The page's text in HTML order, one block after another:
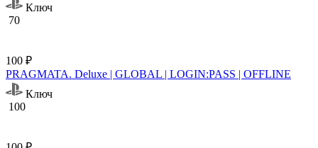
Ключ
70
100 ₽
PRAGMATA. Deluxe | GLOBAL | LOGIN:PASS | OFFLINE
Ключ
100